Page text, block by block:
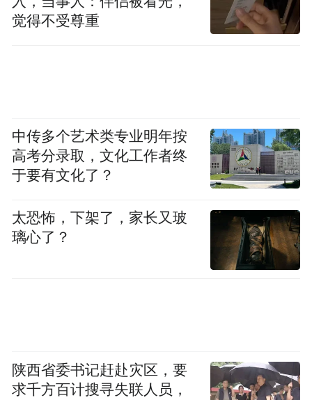
觉得不受尊重
中传多个艺术类专业明年按
高考分录取，文化工作者终
于要有文化了？
太恐怖，下架了，家长又玻
璃心了？
陕西省委书记赶赴灾区，要
求千方百计搜寻失联人员，